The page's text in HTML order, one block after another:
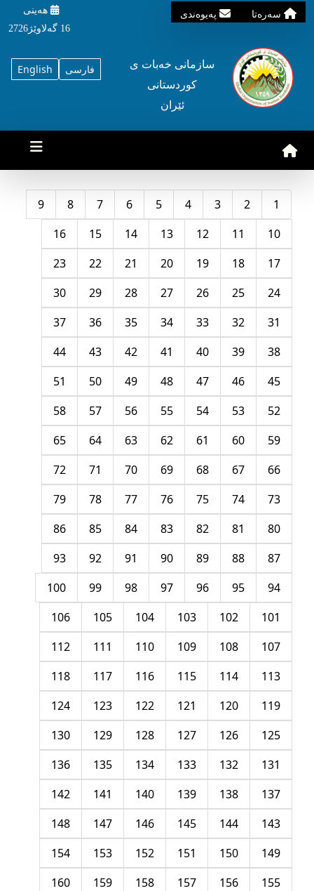
سه‌ره‌تا په‌یوه‌ندی
هه‌ینی
16 گه‌لاوێژ2726
English فارسی
سازمانی خه‌بات ی
کوردستانی
ئێران
1
2
3
4
5
6
7
8
9
10
11
12
13
14
15
16
17
18
19
20
21
22
23
24
25
26
27
28
29
30
31
32
33
34
35
36
37
38
39
40
41
42
43
44
45
46
47
48
49
50
51
52
53
54
55
56
57
58
59
60
61
62
63
64
65
66
67
68
69
70
71
72
73
74
75
76
77
78
79
80
81
82
83
84
85
86
87
88
89
90
91
92
93
94
95
96
97
98
99
100
101
102
103
104
105
106
107
108
109
110
111
112
113
114
115
116
117
118
119
120
121
122
123
124
125
126
127
128
129
130
131
132
133
134
135
136
137
138
139
140
141
142
143
144
145
146
147
148
149
150
151
152
153
154
155
156
157
158
159
160